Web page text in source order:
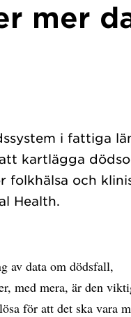
mer
i fattiga
kartlägga
och
av data om dödsfall,
med mera, är den
för att det ska vara